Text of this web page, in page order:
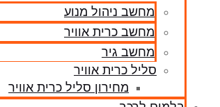
מחשב ניהול מנוע
מחשב כרית אוויר
מחשב גיר
סליל כרית אוויר
מחירון סליל כרית אוויר